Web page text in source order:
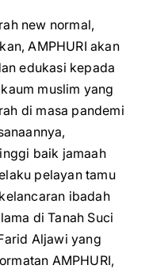
new normal,
AMPHURI akan
edukasi kepada
muslim yang
di masa pandemi
baik jamaah
pelayan tamu
ibadah
di Tanah Suci
Aljawi yang
AMPHURI,